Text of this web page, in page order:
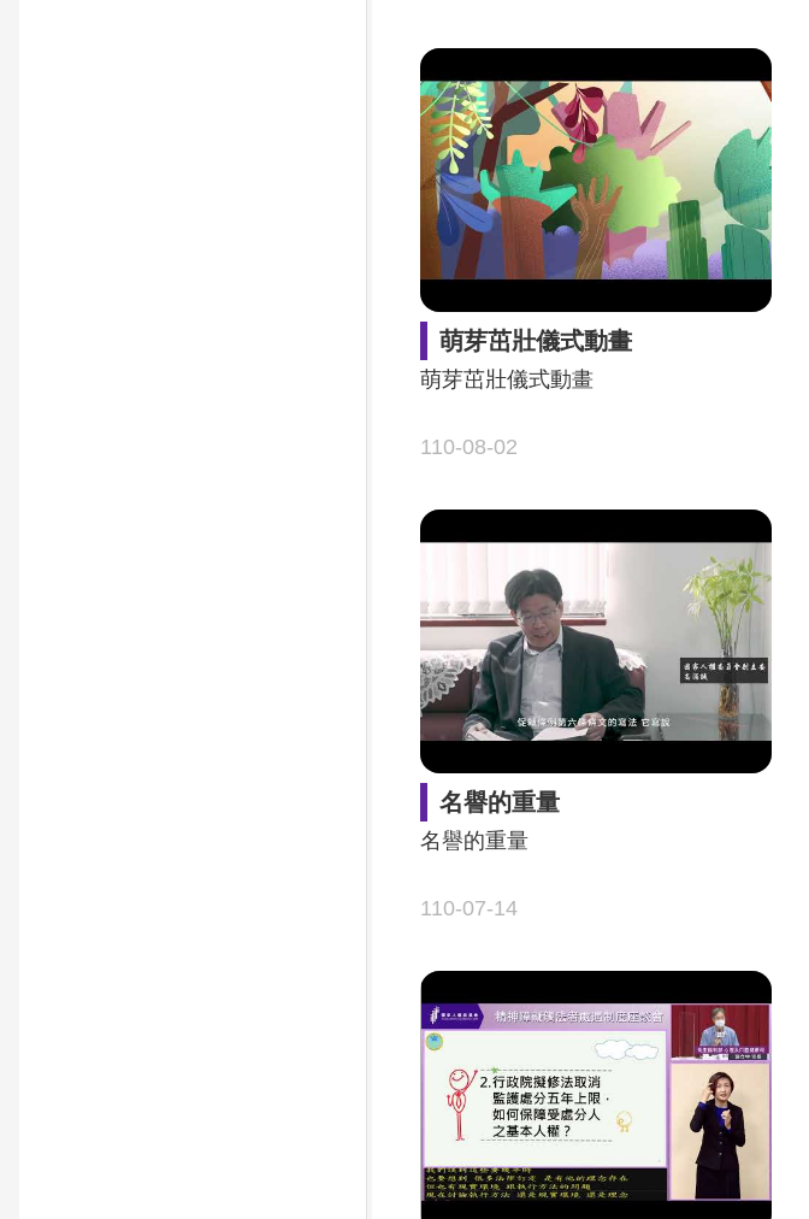
萌芽茁壯儀式動畫
110-08-02
萌芽茁壯儀式動畫
名譽的重量
110-07-14
名譽的重量